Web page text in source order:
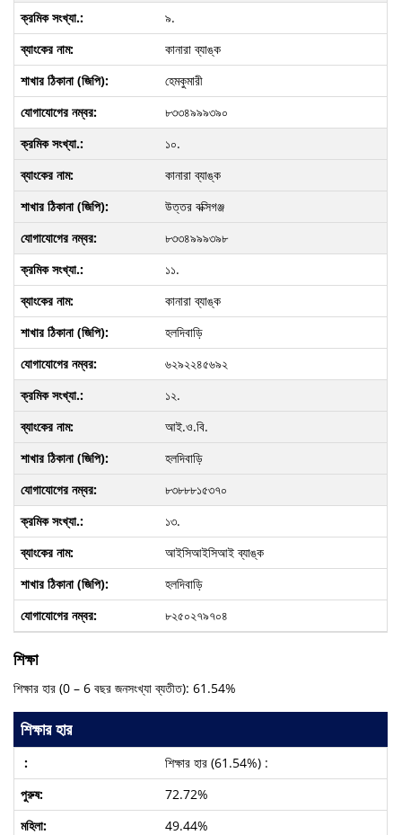
৯.
কানারা ব্যাঙ্ক
হেমকুমারী
৮৩৩৪৯৯৯৩৯০
১০.
কানারা ব্যাঙ্ক
উত্তর বক্সিগঞ্জ
৮৩৩৪৯৯৯৩৯৮
১১.
কানারা ব্যাঙ্ক
হলদিবাড়ি
৬২৯২২৪৫৬৯২
১২.
আই.ও.বি.
হলদিবাড়ি
৮৩৮৮৮১৫৩৭০
১৩.
আইসিআইসিআই ব্যাঙ্ক
হলদিবাড়ি
৮২৫০২৭৯৭০৪
শিক্ষা
শিক্ষার হার (0 – 6 বছর জনসংখ্যা ব্যতীত): 61.54%
শিক্ষার হার
শিক্ষার হার (61.54%) :
72.72%
49.44%